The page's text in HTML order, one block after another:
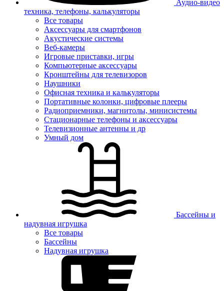
Аудио-видео
техника, телефоны, калькуляторы
Все товары
Аксессуары для смартфонов
Акустические системы
Веб-камеры
Игровые приставки, игры
Компьютерные аксессуары
Кронштейны для телевизоров
Наушники
Офисная техника и калькуляторы
Портативные колонки, цифровые плееры
Радиоприемники, магнитолы, минисистемы
Стационарные телефоны и аксессуары
Телевизионные антенны и др
Умный дом
Бассейны и
надувная игрушка
Все товары
Бассейны
Надувная игрушка